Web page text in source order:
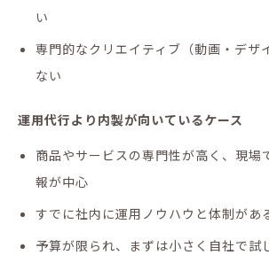
い
専門的なクリエイティブ（動画・デザ
ない
運用代行より内製が向いているケース
商品やサービスの専門性が高く、現場
報が中心
すでに社内に運用ノウハウと体制があ
予算が限られ、まずは小さく自社で試